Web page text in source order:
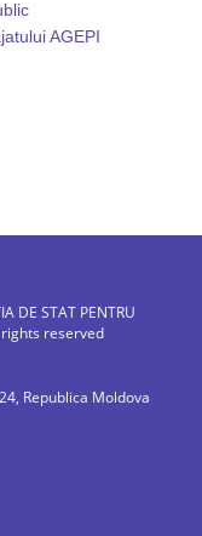
AGEPI
DE STAT PENTRU
rights reserved
Republica Moldova